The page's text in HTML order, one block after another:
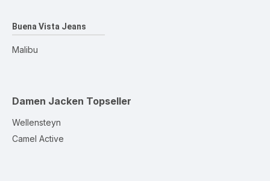
Buena Vista Jeans
Malibu
Damen Jacken Topseller
Wellensteyn
Camel Active